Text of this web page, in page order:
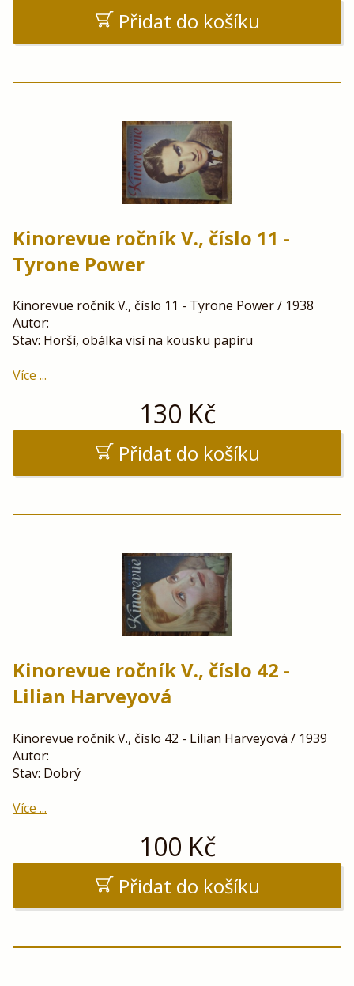
Přidat do košíku
Kinorevue ročník V., číslo 11 -
Tyrone Power
Kinorevue ročník V., číslo 11 - Tyrone Power / 1938
Autor:
Stav: Horší, obálka visí na kousku papíru
Více ...
130 Kč
Přidat do košíku
Kinorevue ročník V., číslo 42 -
Lilian Harveyová
Kinorevue ročník V., číslo 42 - Lilian Harveyová / 1939
Autor:
Stav: Dobrý
Více ...
100 Kč
Přidat do košíku